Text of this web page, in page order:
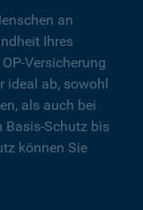
an
Ihres
Versicherung
ideal ab, sowohl
als auch bei
Basis-Schutz bis
können Sie